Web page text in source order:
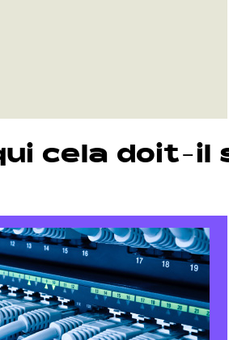
cela doit-il